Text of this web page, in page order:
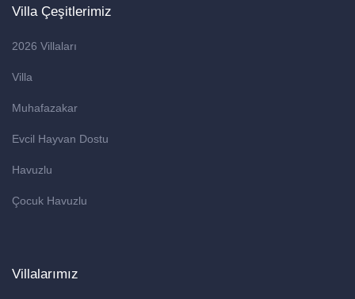
Villa Çeşitlerimiz
2026 Villaları
Villa
Muhafazakar
Evcil Hayvan Dostu
Havuzlu
Çocuk Havuzlu
Villalarımız